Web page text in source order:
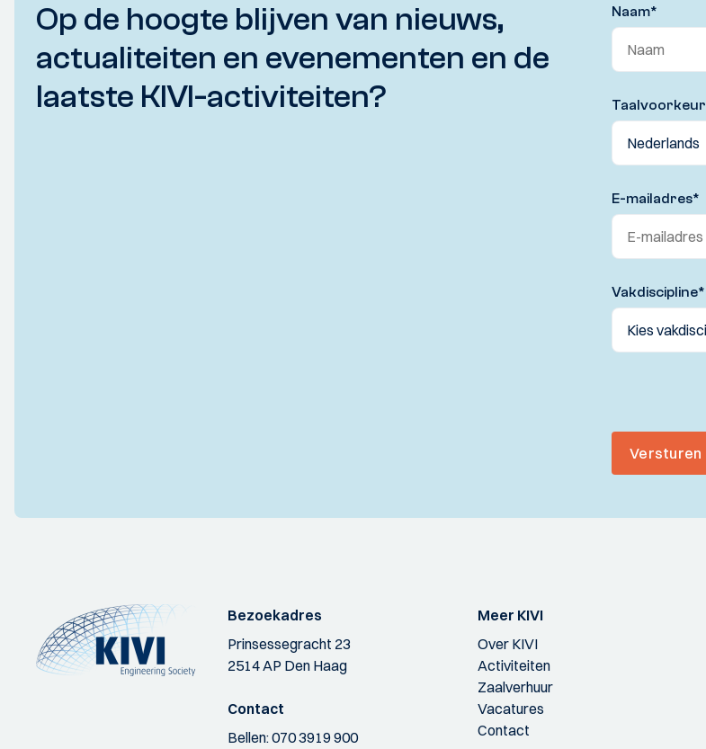
Op de hoogte blijven van nieuws,
actualiteiten en evenementen en de
laatste KIVI-activiteiten?
Naam*
Taalvoorkeur
E-mailadres*
Vakdiscipline*
Versturen
Bezoekadres
Prinsessegracht 23
2514 AP Den Haag
Contact
Bellen:070 3919 900
Meer KIVI
Over KIVI
Activiteiten
Zaalverhuur
Vacatures
Contact